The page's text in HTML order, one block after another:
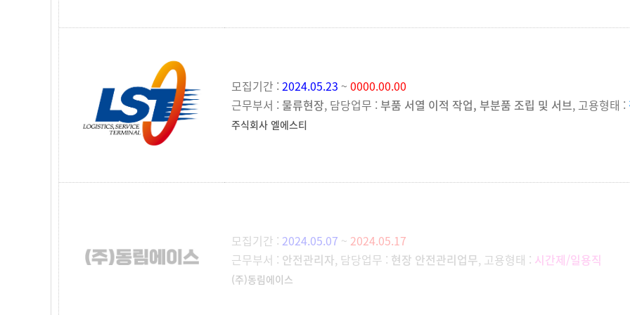
모집기간 : 2024.05.23 ~ 0000.00.00
근무부서 : 물류현장, 담당업무 : 부품 서열 이적 작업, 부분품 조립 및 서브, 고용형태 :
주식회사 엘에스티
모집기간 : 2024.05.07 ~ 2024.05.17
근무부서 : 안전관리자, 담당업무 : 현장 안전관리업무, 고용형태 : 시간제/일용직
(주)동림에이스